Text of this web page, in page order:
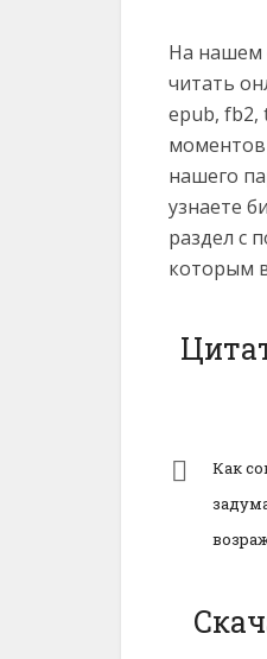
На нашем
читать
epub, fb2,
моментов
нашего
узнаете
раздел с
которым
Как